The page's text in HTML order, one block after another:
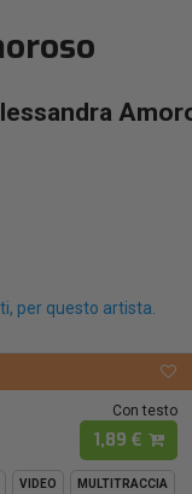
per questo artista.
Con testo
1,89 €
VIDEO MULTITRACCIA